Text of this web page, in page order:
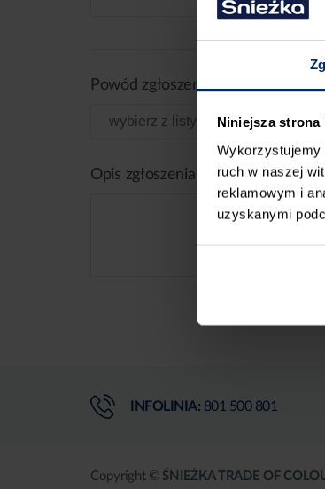
Niniejsza
Wykorzystujemy
ruch w naszej
reklamowym i
uzyskanymi
Powód zgłoszenia
Opis zgłoszenia
INFOLINIA: 801 500 801
Copyright © ŚNIEŻKA TRADE OF